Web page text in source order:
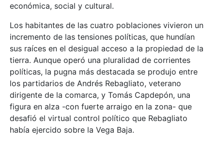
económica, social y cultural.
Los habitantes de las cuatro poblaciones vivieron un
incremento de las tensiones políticas, que hundían
sus raíces en el desigual acceso a la propiedad de la
tierra. Aunque operó una pluralidad de corrientes
políticas, la pugna más destacada se produjo entre
los partidarios de Andrés Rebagliato, veterano
dirigente de la comarca, y Tomás Capdepón, una
figura en alza -con fuerte arraigo en la zona- que
desafió el virtual control político que Rebagliato
había ejercido sobre la Vega Baja.